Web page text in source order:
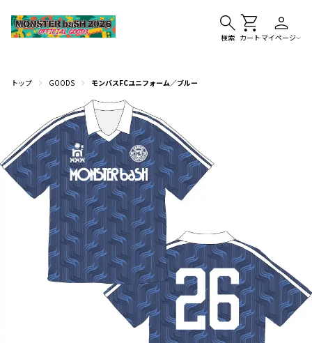
検索 カート マイページ
トップ GOODS モンバスFCユニフォーム／ブルー